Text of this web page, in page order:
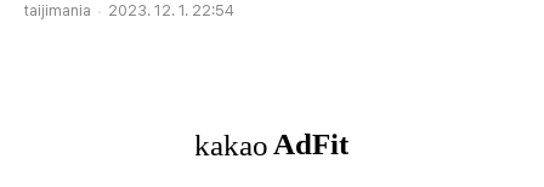
taijimania 2023. 12. 1. 22:54